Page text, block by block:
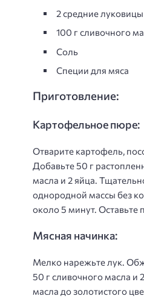
2 средние луковицы
100 г сливочного
Соль
Специи для мяса
Приготовление:
Картофельное пюре:
Отварите картофель,
Добавьте 50 г
масла и 2 яйца.
однородной массы без
около 5 минут. Оставьте
Мясная начинка:
Мелко нарежьте лук.
50 г сливочного масла и
масла до золотистого